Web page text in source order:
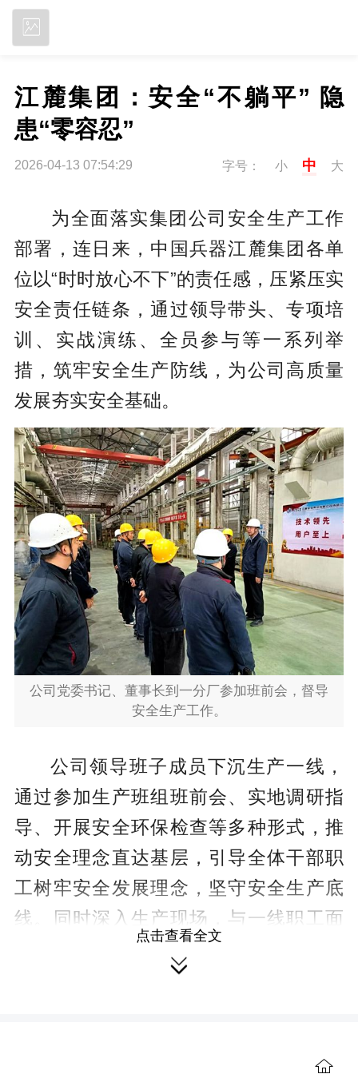
江麓集团：安全“不躺平” 隐
患“零容忍”
2026-04-13 07:54:29 字号： 小 中 大
为全面落实集团公司安全生产工作
部署，连日来，中国兵器江麓集团各单
位以“时时放心不下”的责任感，压紧压实
安全责任链条，通过领导带头、专项培
训、实战演练、全员参与等一系列举
措，筑牢安全生产防线，为公司高质量
发展夯实安全基础。
公司党委书记、董事长到一分厂参加班前会，督导
安全生产工作。
公司领导班子成员下沉生产一线，
通过参加生产班组班前会、实地调研指
导、开展安全环保检查等多种形式，推
动安全理念直达基层，引导全体干部职
工树牢安全发展理念，坚守安全生产底
线。同时深入生产现场，与一线职工面
对面交流，倾听安全诉求，解决实际问
题，以“头雁效应”带动全员安全意识提
点击查看全文
